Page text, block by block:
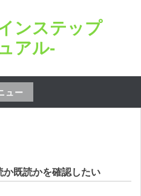
ンステップ
アル-
ュー
既読かを確認したい